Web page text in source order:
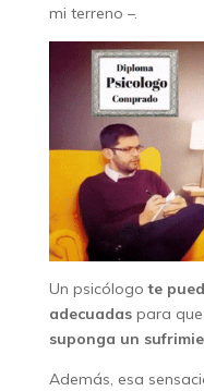
mi terreno –.
Un psicólogo te
adecuadaspara que
suponga un
Además, esa